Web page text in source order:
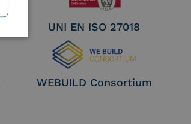
UNI EN ISO 27018
WEBUILD Consortium